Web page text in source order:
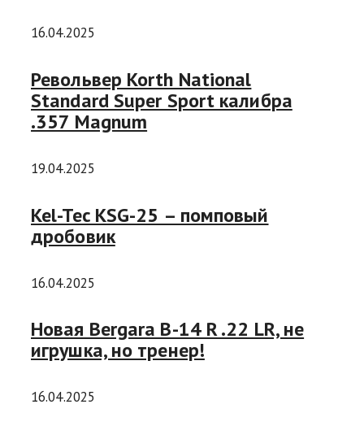
16.04.2025
Револьвер Korth National
Standard Super Sport калибра
.357 Magnum
19.04.2025
Kel-Tec KSG-25 – помповый
дробовик
16.04.2025
Новая Bergara B-14 R .22 LR, не
игрушка, но тренер!
16.04.2025